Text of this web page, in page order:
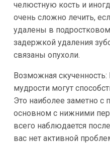
челюстную кость и
очень сложно лечить,
удалены в
задержкой удаления
связаны опухоли.
Возможная
мудрости могут
Это наиболее заметно с
основном с нижними
всего наблюдается
вас нет активной